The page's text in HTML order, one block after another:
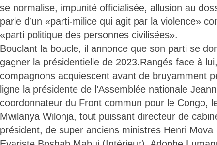
se normalise, impunité officialisée, allusion au
parle d’un «parti-milice qui agit par la violence»
«parti politique des personnes civilisées».
Bouclant la boucle, il annonce que son parti se
gagner la présidentielle de 2023.Rangés face à
compagnons acquiescent avant de bruyamment
ligne la présidente de l’Assemblée nationale
coordonnateur du Front commun pour le Congo,
Mwilanya Wilonja, tout puissant directeur de
président, de super anciens ministres Henri